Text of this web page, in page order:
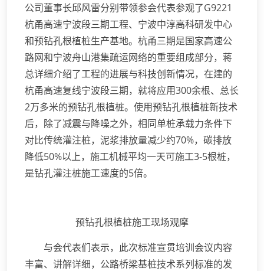
公司董事长邱风雷分别带领参会代表参观了G9221
杭甬高速宁波段三期工程、宁波中淳高科研发中心
和预钻孔根植桩生产基地。杭甬三期是国家高速公
路网和宁波舟山港集疏运网络的重要组成部分，蒋
总详细介绍了工程的进展与科技创新情况，在建的
杭甬高速复线宁波段三期，就将应用300余根、总长
2万多米的预钻孔根植桩。使用预钻孔根植桩新技术
后，除了减震与降噪之外，相同单桩承载力条件下
对比传统灌注桩，泥浆排放量减少约70%，碳排放
降低50%以上，施工机械平均一天可施工3-5根桩，
是钻孔灌注桩施工速度的5倍。
预钻孔根植桩施工现场观摩
与会代表们表示，此次标准宣贯培训会议内容
丰富、讲解详细，公路桥梁基桩技术系列标准的发